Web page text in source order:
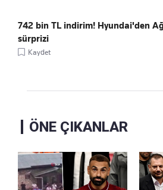
742 bin TL indirim! Hyundai'den
sürprizi
Kaydet
ÖNE ÇIKANLAR